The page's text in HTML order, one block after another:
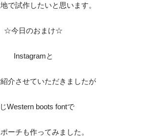
で試作したいと思います。
☆今日のおまけ☆
Instagramと
介させていただきましたが
Western boots fontで
ーチも作ってみました。